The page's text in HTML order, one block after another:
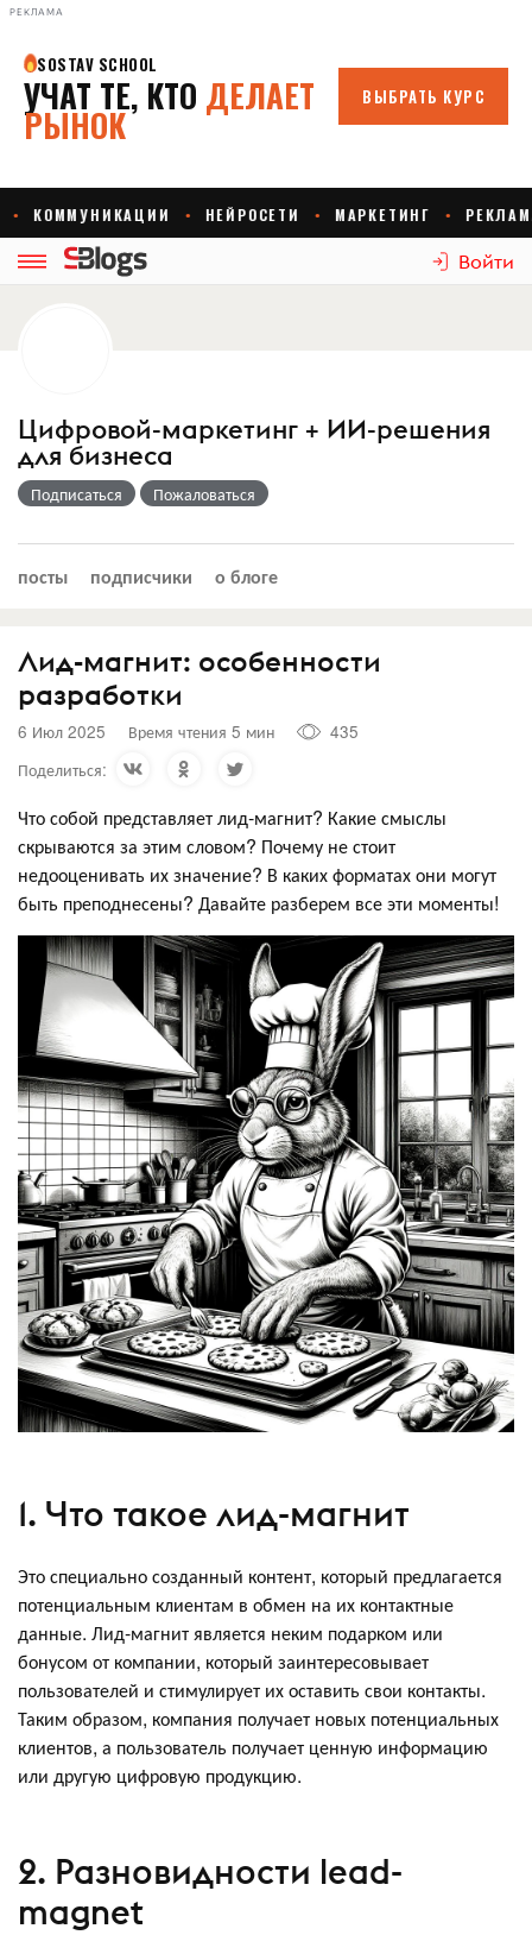
РЕКЛАМА
Войти
Цифровой-маркетинг + ИИ-решения
для бизнеса
Подписаться Пожаловаться
посты подписчики о блоге
Лид-магнит: особенности
разработки
6 Июл 2025 Время чтения 5 мин
435
Поделиться:
Что собой представляет лид-магнит? Какие смыслы
скрываются за этим словом? Почему не стоит
недооценивать их значение? В каких форматах они могут
быть преподнесены? Давайте разберем все эти моменты!
1. Что такое лид-магнит
Это специально созданный контент, который предлагается
потенциальным клиентам в обмен на их контактные
данные. Лид-магнит является неким подарком или
бонусом от компании, который заинтересовывает
пользователей и стимулирует их оставить свои контакты.
Таким образом, компания получает новых потенциальных
клиентов, а пользователь получает ценную информацию
или другую цифровую продукцию.
2. Разновидности lead-
magnet